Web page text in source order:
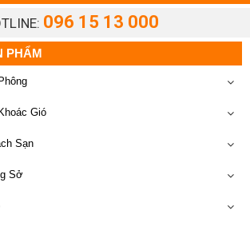
096 15 13 000
PHẨM
Gió
Sạn
Sở